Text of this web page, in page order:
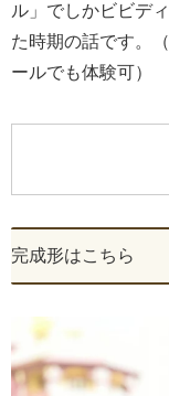
ル」でしかビビデ
た時期の話です。
ールでも体験可）
完成形はこちら